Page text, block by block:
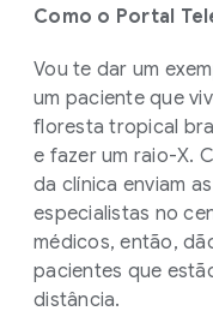
Como o Portal
Vou te dar um
um paciente que
floresta tropical
e fazer um raio-X.
da clínica enviam
especialistas no
médicos, então,
pacientes que
distância.